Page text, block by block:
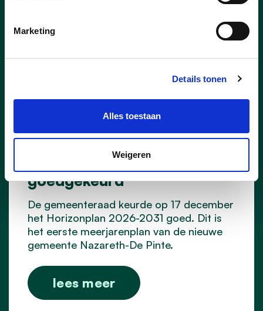
Marketing
Details tonen
Alles toestaan
Weigeren
Meerjarenplan 2026-2031
goedgekeurd
17/12/25
De gemeenteraad keurde op 17 december
het Horizonplan 2026-2031 goed. Dit is
het eerste meerjarenplan van de nieuwe
gemeente Nazareth-De Pinte.
lees meer